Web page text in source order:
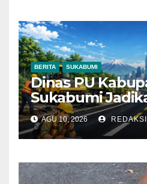
BERITA SUKABUMI
Dinas PU
Sukabumi
ASEAN ke-59
Momentum
Kolaborasi
AGU 10, 2026